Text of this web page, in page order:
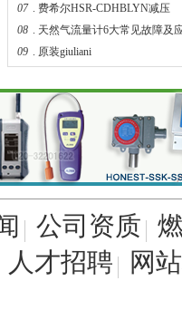
07 . 费希尔HSR-CDHBLYN减压
08 . 天然气流量计6大常见故障及
09 . 原装giuliani
公司资质
人才招聘 网